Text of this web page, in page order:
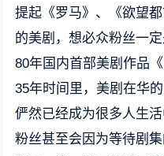
提起《罗马》、《欲望
的美剧，想必众粉丝一
80年国内首部美剧作品
35年时间里，美剧在华
俨然已经成为很多人生
粉丝甚至会因为等待剧